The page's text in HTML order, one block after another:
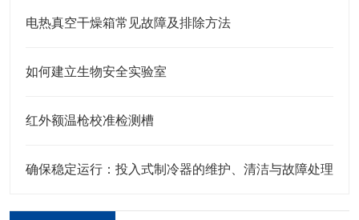
电热真空干燥箱常见故障及排除方法
如何建立生物安全实验室
红外额温枪校准检测槽
确保稳定运行：投入式制冷器的维护、清洁与故障处理